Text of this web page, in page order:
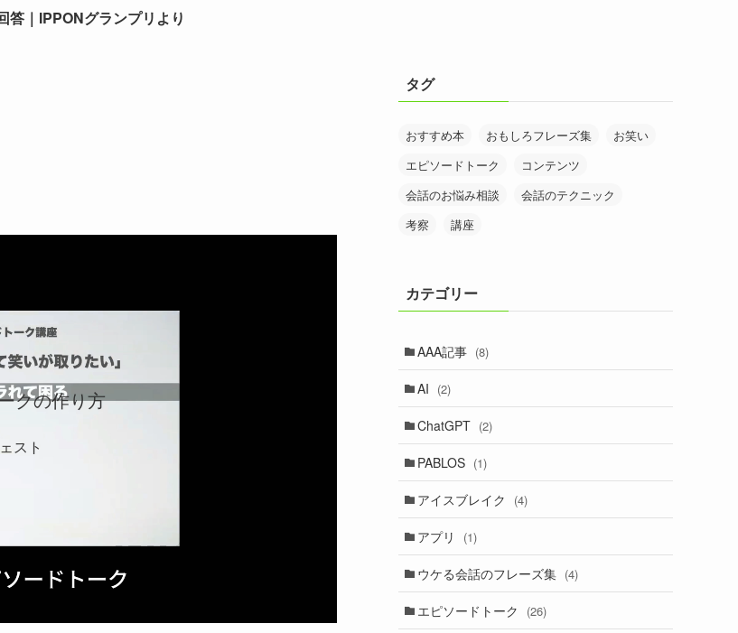
答｜IPPONグランプリより
クの作り方
スト
タグ
おすすめ本 おもしろフレーズ集
お笑い
エピソードトーク
コンテンツ
会話のお悩み相談
会話のテクニック
考察
講座
カテゴリー
AAA記事 (8)
AI (2)
ChatGPT (2)
PABLOS (1)
アイスブレイク (4)
アプリ (1)
ウケる会話のフレーズ集 (4)
エピソードトーク (26)